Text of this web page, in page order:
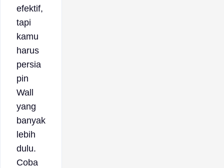
efektif,
tapi
kamu
harus
persia
pin
Wall
yang
banyak
lebih
dulu.
Coba